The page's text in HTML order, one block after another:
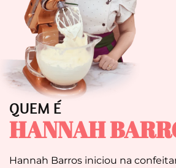
QUEM É
HANNAH
Hannah Barros iniciou na